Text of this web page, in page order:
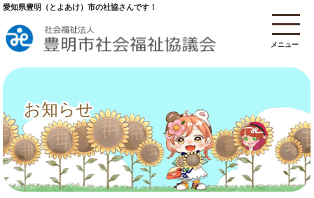
メニュー
愛知県豊明（とよあけ）市の社協さんです！
お知らせ